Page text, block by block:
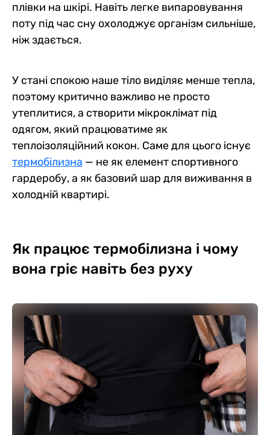
плівки на шкірі. Навіть легке випаровування
поту під час сну охолоджує організм сильніше,
ніж здається.
У стані спокою наше тіло виділяє менше тепла,
поэтому критично важливо не просто
утеплитися, а створити мікроклімат під
одягом, який працюватиме як
теплоізоляційний кокон. Саме для цього існує
термобілизна — не як елемент спортивного
гардеробу, а як базовий шар для виживання в
холодній квартирі.
Як працює термобілизна і чому
вона гріє навіть без руху